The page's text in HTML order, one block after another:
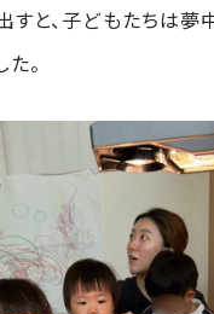
と、子どもたちは夢
。